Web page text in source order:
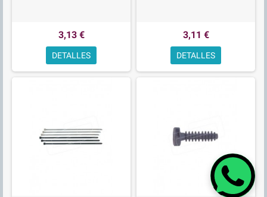
3,13 €
DETALLES
3,11 €
DETALLES